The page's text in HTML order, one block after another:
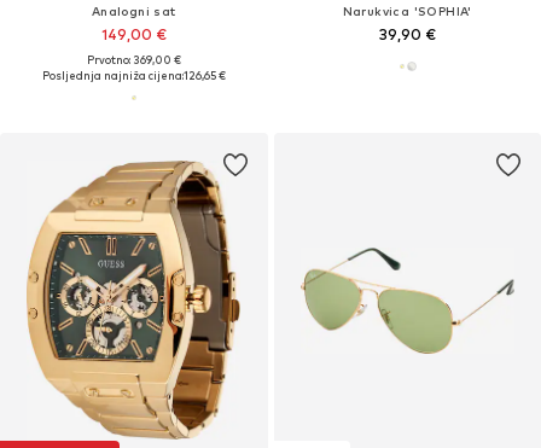
Analogni sat
149,00 €
Prvotno: 369,00 €
Posljednja najniža cijena:126,65 €
Narukvica 'SOPHIA'
39,90 €